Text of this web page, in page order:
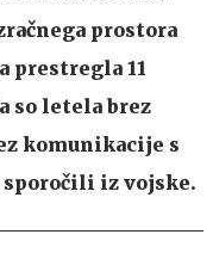
prostora
prestregla 11
so letela brez
komunikacije s
sporočili iz vojske.